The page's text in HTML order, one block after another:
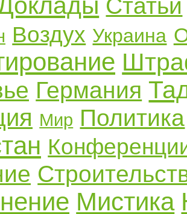
Статьи
Воздух Украина
Германия
Мир Политика
Мистика